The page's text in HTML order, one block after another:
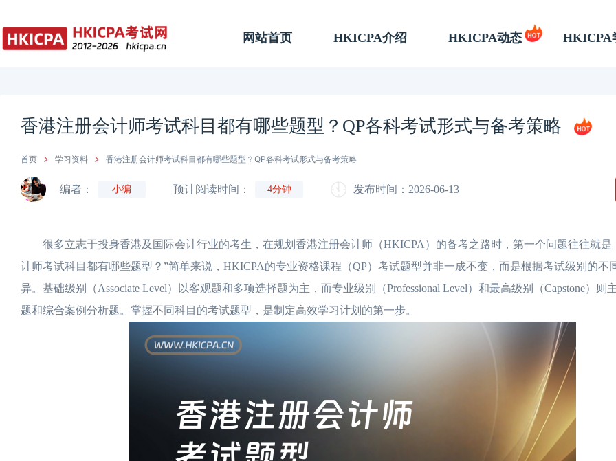
网站首页 HKICPA介绍 HKICPA动态 HKICPA
香港注册会计师考试科目都有哪些题型？QP各科考试形式与备考策略
首页 学习资料 香港注册会计师考试科目都有哪些题型？QP各科考试形式与备考策略
编者： 小编 预计阅读时间： 4分钟 发布时间：2026-06-13
很多立志于投身香港及国际会计行业的考生，在规划香港注册会计师（HKICPA）的备考之路时，第一个问题往往就是
计师考试科目都有哪些题型？”简单来说，HKICPA的专业资格课程（QP）考试题型并非一成不变，而是根据考试级别的不
异。基础级别（Associate Level）以客观题和多项选择题为主，而专业级别（Professional Level）和最高级别（Capstone）则
题和综合案例分析题。掌握不同科目的考试题型，是制定高效学习计划的第一步。